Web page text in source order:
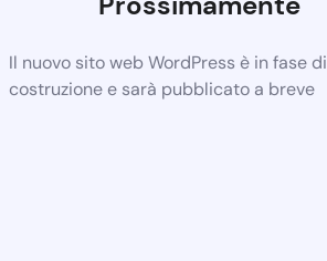
Il nuovo sito web WordPress è in fase di
costruzione e sarà pubblicato a breve